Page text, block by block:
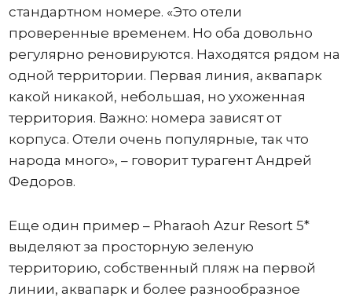
стандартном номере. «Это отели
проверенные временем. Но оба довольно
регулярно реновируются. Находятся рядом на
одной территории. Первая линия, аквапарк
какой никакой, небольшая, но ухоженная
территория. Важно: номера зависят от
корпуса. Отели очень популярные, так что
народа много», – говорит турагент Андрей
Федоров.
Еще один пример – Pharaoh Azur Resort 5*
выделяют за просторную зеленую
территорию, собственный пляж на первой
линии, аквапарк и более разнообразное